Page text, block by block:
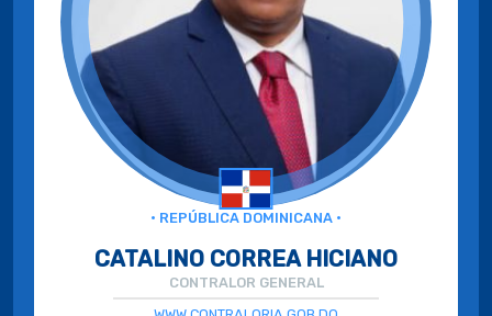
• REPÚBLICA DOMINICANA •
CATALINO CORREA HICIANO
CONTRALOR GENERAL